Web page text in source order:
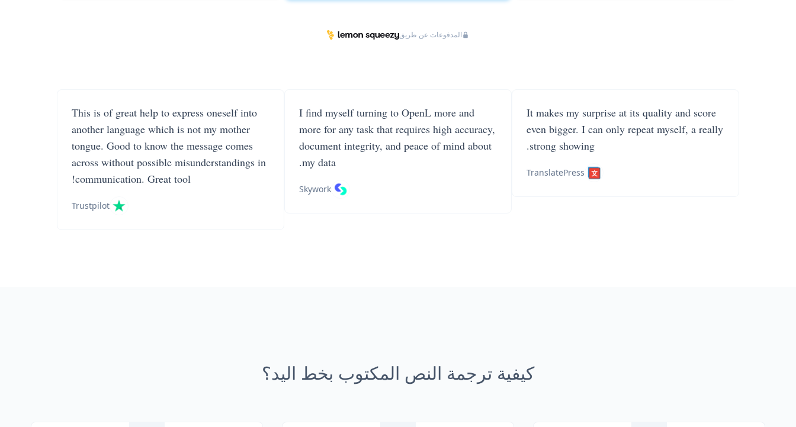
المدفوعات عن طريق
It makes my surprise at its quality and score
even bigger. I can only repeat myself, a really
strong showing.
TranslatePress
I find myself turning to OpenL more and
more for any task that requires high accuracy,
document integrity, and peace of mind about
my data.
Skywork
This is of great help to express oneself into
another language which is not my mother
tongue. Good to know the message comes
across without possible misunderstandings in
communication. Great tool!
Trustpilot
كيفية ترجمة النص المكتوب بخط اليد؟